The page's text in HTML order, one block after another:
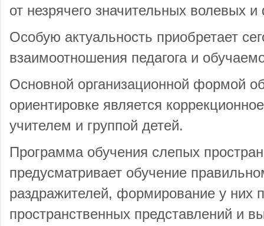
от незрячего значительных волевых
Особую актуальность приобретает
взаимоотношения педагога и
Основной организационной формой
ориентировке является
учителем и группой детей.
Программа обучения слепых
предусматривает обучение
раздражителей, формирование у них
пространственных представлений и